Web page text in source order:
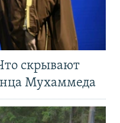
скрывают
Мухаммеда